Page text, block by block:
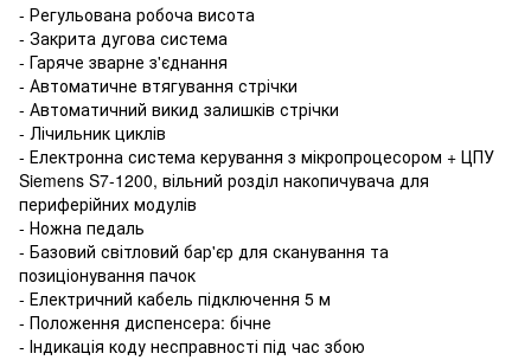
- Регульована робоча висота
- Закрита дугова система
- Гаряче зварне з'єднання
- Автоматичне втягування стрічки
- Автоматичний викид залишків стрічки
- Лічильник циклів
- Електронна система керування з мікропроцесором + ЦПУ
Siemens S7-1200, вільний розділ накопичувача для
периферійних модулів
- Ножна педаль
- Базовий світловий бар'єр для сканування та
позиціонування пачок
- Електричний кабель підключення 5 м
- Положення диспенсера: бічне
- Індикація коду несправності під час збою